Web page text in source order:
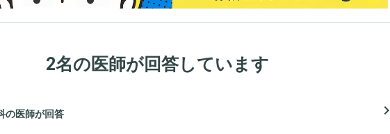
2名の医師が回答しています
の医師が回答 navigate_next